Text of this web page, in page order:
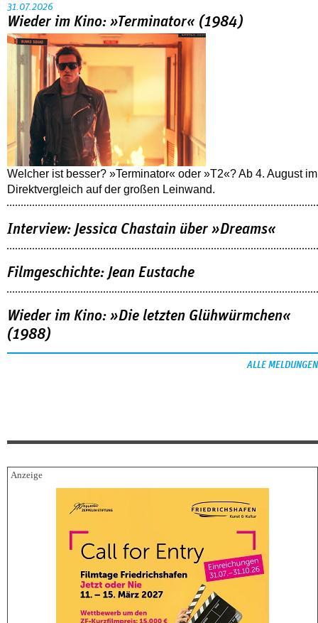
31.07.2026
Wieder im Kino: »Terminator« (1984)
Welcher ist besser? »Terminator« oder »T2«? Ab 4. August im
Direktvergleich auf der großen Leinwand.
Interview: Jessica Chastain über »Dreams«
Filmgeschichte: Jean Eustache
Wieder im Kino: »Die letzten Glühwürmchen«
(1988)
ALLE MELDUNGEN